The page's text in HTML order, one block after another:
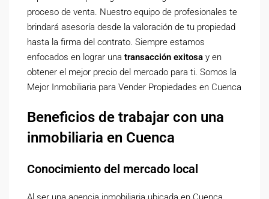
proceso de venta. Nuestro equipo de profesionales te
brindará asesoría desde la valoración de tu propiedad
hasta la firma del contrato. Siempre estamos
enfocados en lograr una transacción exitosa y en
obtener el mejor precio del mercado para ti. Somos la
Mejor Inmobiliaria para Vender Propiedades en Cuenca
Beneficios de trabajar con una
inmobiliaria en Cuenca
Conocimiento del mercado local